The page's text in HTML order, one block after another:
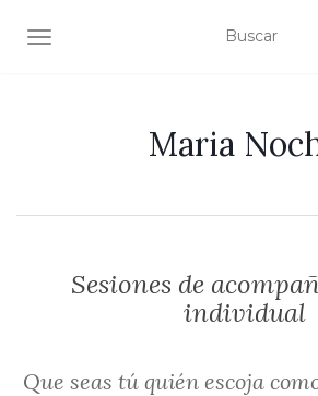
ALTERNAR NAVEGACIÓN
Maria
Sesiones de
individual
Que seas tú quién escoja